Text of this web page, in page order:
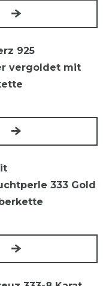
925
vergoldet mit
333 Gold